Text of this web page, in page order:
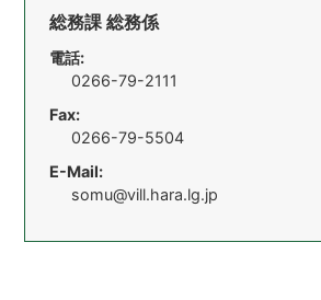
総務課 総務係
電話:
0266-79-2111
Fax:
0266-79-5504
E-Mail:
somu@vill.hara.lg.jp